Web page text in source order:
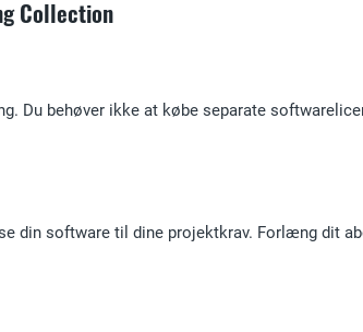
Collection
Du behøver ikke at købe separate
din software til dine projektkrav. Forlæng dit